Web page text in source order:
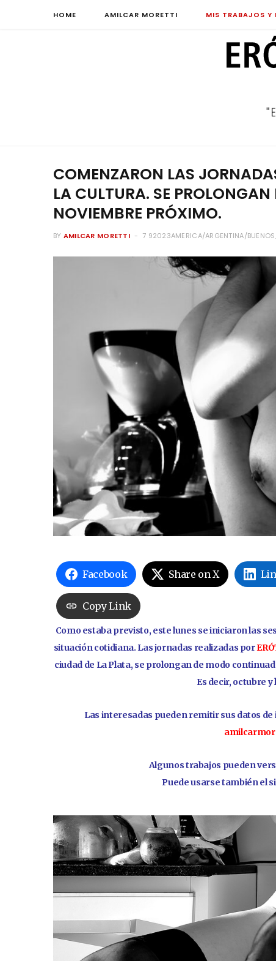
HOME AMILCAR MORETTI MIS TRABAJOS Y
COMENZARON LAS
LA CULTURA. SE
NOVIEMBRE PRÓXIMO.
BY AMILCAR MORETTI 7 92023AMERICA/ARGENTINA/
Facebook Share on X
Copy Link
Como estaba previsto, este lunes se iniciaron las
situación cotidiana. Las jornadas realizadas por
ciudad de La Plata, se prolongan de modo
Es decir, octubre y
Las interesadas pueden remitir sus datos
Algunos trabajos pueden
Puede usarse también el